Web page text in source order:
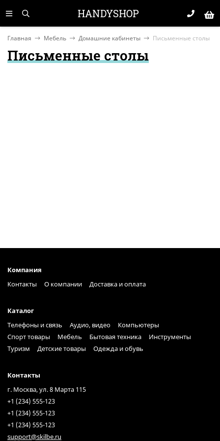
HANDYSHOP
Главная Мебель Домашние кабинеты Письменные столы
Письменные столы
Компания
Контакты
О компании Доставка и оплата
Каталог
Телефоны и связь
Аудио, видео
Компьютеры
Спорт товары
Мебель Бытовая техника
Инструменты
Туризм
Детские товары Одежда и обувь
Контакты
г. Москва, ул. 8 Марта 115
+1 (234) 555-123
+1 (234) 555-123
+1 (234) 555-123
support@skilbe.ru